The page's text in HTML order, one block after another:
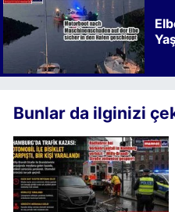
Bunlar da ilginizi